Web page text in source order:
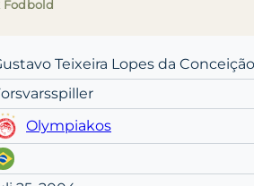
Fodbold
Teixeira Lopes da Conceição
Olympiakos